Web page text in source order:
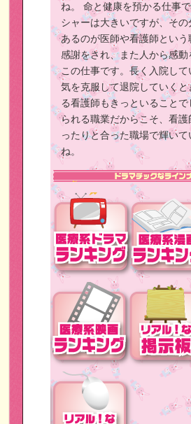
ね。
命と健康を預かる仕事
シャーは大きいですが、その
あるのが医師や看護師という
感謝をされ、また人から感
この仕事です。長く入院して
気を克服して退院していくと
る看護師もきっといることで
られる職業だからこそ、看
ったりと合った職場で輝いて
ね。